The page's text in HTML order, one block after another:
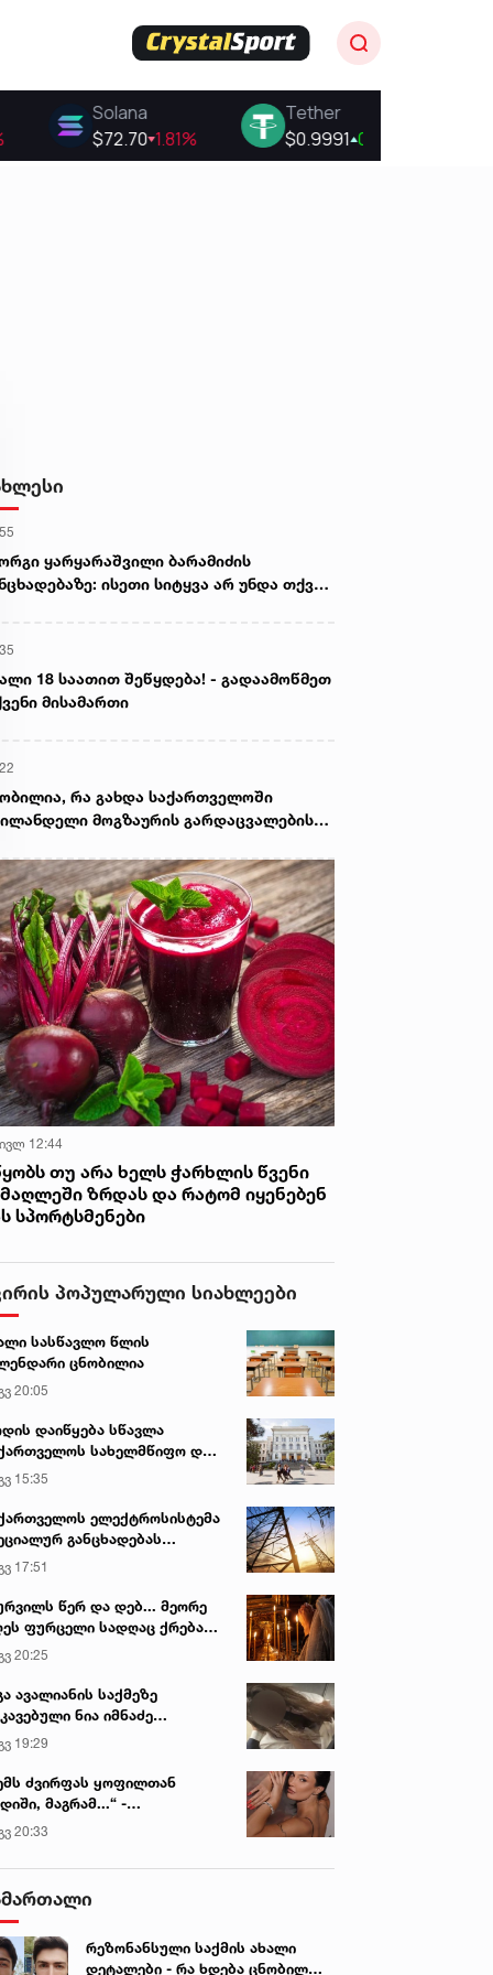
,,ზედმეტი ზარებითაც
- როგორი
თეა დარჩია?
ჯეიმს კლევერლის
ძალიან ძლიერი
განცხადებები გაჟღერდა -
დარჩიაშვილი
ყარყარაშვილი ბარამიძის
ისეთი სიტყვა არ უნდა თქვა,
წარმოაჩენს, შენი სიტყვები
და რუსული სააგენტოების მიერ
წაღებული და ყველა ქართველს
18 საათით შეწყდება! - გადაამოწმეთ
მისამართი
რა გახდა საქართველოში
მოგზაურის გარდაცვალების
12:44
თუ არა ხელს ჭარხლის წვენი
ზრდას და რატომ იყენებენ
სპორტსმენები
პოპულარული სიახლეები
სასწავლო წლის
ცნობილია
20:05
დაიწყება სწავლა
სახელმწიფო და
უნივერსიტეტებში
15:35
ელექტროსისტემა
განცხადებას
17:51
წერ და დებ... მეორე
ფურცელი სადღაც ქრება
სურვილი სრულდება...“ -
ტაძარი შიდა
20:25
ავალიანის საქმეზე
ნია იმნაძე
გადაჰყავთ
19:29
ძვირფას ყოფილთან
მაგრამ...“ -
პაიჭაძის
აღიარება
20:33
რეზონანსული საქმის ახალი
დეტალები - რა ხდება ცნობილი